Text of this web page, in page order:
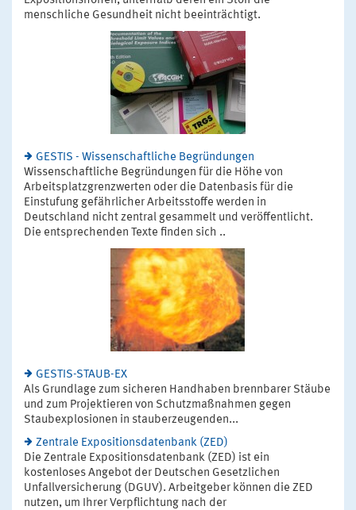
menschliche Gesundheit nicht beeinträchtigt.
GESTIS - Wissenschaftliche Begründungen
Wissenschaftliche Begründungen für die Höhe von
Arbeitsplatzgrenzwerten oder die Datenbasis für die
Einstufung gefährlicher Arbeitsstoffe werden in
Deutschland nicht zentral gesammelt und veröffentlicht.
Die entsprechenden Texte finden sich ..
GESTIS-STAUB-EX
Als Grundlage zum sicheren Handhaben brennbarer Stäube
und zum Projektieren von Schutzmaßnahmen gegen
Staubexplosionen in stauberzeugenden...
Zentrale Expositionsdatenbank (ZED)
Die Zentrale Expositionsdatenbank (ZED) ist ein
kostenloses Angebot der Deutschen Gesetzlichen
Unfallversicherung (DGUV). Arbeitgeber können die ZED
nutzen, um Ihrer Verpflichtung nach der